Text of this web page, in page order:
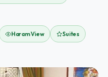
Haram View Suites